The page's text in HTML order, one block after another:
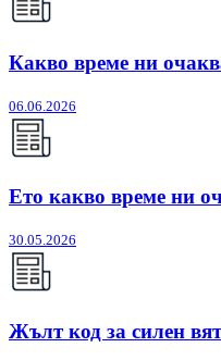
Какво време ни
06.06.2026
Ето какво време ни
30.05.2026
Жълт код за силен